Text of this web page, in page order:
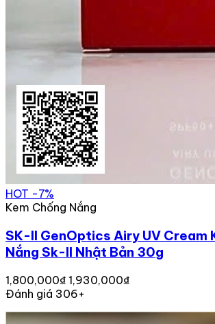
HOT -7%
Kem Chống Nắng
SK-II GenOptics Airy UV Cream
Nắng Sk-II Nhật Bản 30g
1,800,000₫ 1,930,000₫
Đánh giá 306+